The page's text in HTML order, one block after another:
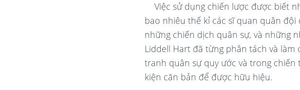
Việc sử dụng chiến lược được biết
bao nhiêu thế kỉ các sĩ quan quân
những chiến dịch quân sự, và những
Liddell Hart đã từng phân tách và
tranh quân sự quy ước và trong chiến
kiện căn bản để được hữu hiệu.